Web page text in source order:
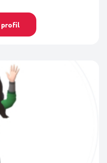
profil